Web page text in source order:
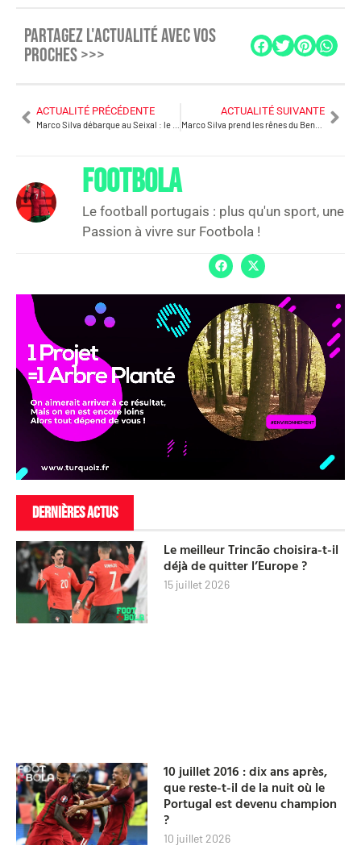
PARTAGEZ L'ACTUALITÉ AVEC VOS
PROCHES >>>
ACTUALITÉ PRÉCÉDENTE ACTUALITÉ SUIVANTE
FOOTBOLA
Le football portugais : plus qu'un sport, une
Passion à vivre sur Footbola !
DERNIÈRES ACTUS
Le meilleur Trincão choisira-t-il
déjà de quitter l’Europe ?
15 juillet 2026
10 juillet 2016 : dix ans après,
que reste-t-il de la nuit où le
Portugal est devenu champion
?
10 juillet 2026